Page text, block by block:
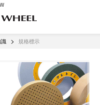
識 規格標示